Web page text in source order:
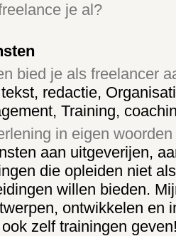
je al?
bied je als freelancer
redactie,
Training,
in eigen woorden
aan uitgeverijen,
die opleiden niet
willen bieden.
ontwikkelen en
zelf trainingen